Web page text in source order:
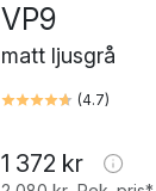
VP9
matt ljusgrå
(4.7)
1 372 kr